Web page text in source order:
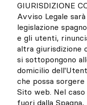
GIURISDIZIONE
Avviso Legale
legislazione
e gli utenti,
altra giurisdizione
si sottopongono
domicilio
che possa
Sito web. Nel
fuori dalla Spagna,